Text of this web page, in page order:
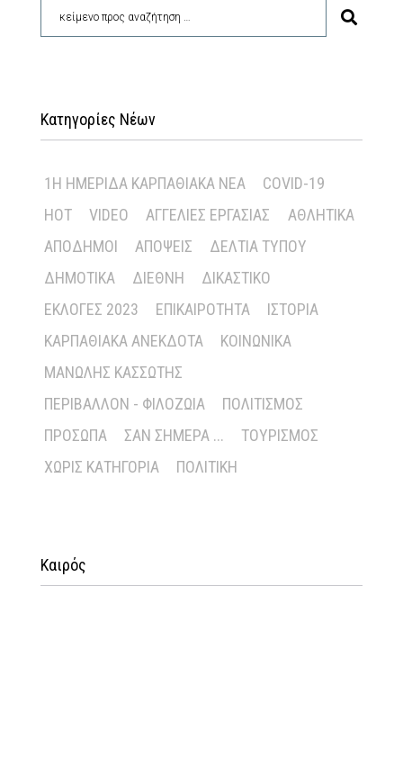
Κατηγορίες Νέων
1Η ΗΜΕΡΊΔΑ ΚΑΡΠΑΘΙΑΚΆ ΝΈΑ
COVID-19
HOT
VIDEO ΑΓΓΕΛΊΕΣ ΕΡΓΑΣΊΑΣ
ΑΘΛΗΤΙΚΆ
ΑΠΌΔΗΜΟΙ
ΑΠΌΨΕΙΣ
ΔΕΛΤΊΑ ΤΎΠΟΥ
ΔΗΜΟΤΙΚΆ
ΔΙΕΘΝΉ
ΔΙΚΑΣΤΙΚΌ
ΕΚΛΟΓΈΣ 2023
ΕΠΙΚΑΙΡΌΤΗΤΑ
ΙΣΤΟΡΊΑ
ΚΑΡΠΑΘΙΑΚΆ ΑΝΈΚΔΟΤΑ
ΚΟΙΝΩΝΙΚΆ
ΜΑΝΏΛΗΣ ΚΑΣΣΏΤΗΣ
ΠΕΡΙΒΆΛΛΟΝ - ΦΙΛΟΖΩΊΑ
ΠΟΛΙΤΙΣΜΌΣ
ΠΡΌΣΩΠΑ
ΣΑΝ ΣΉΜΕΡΑ ...
ΤΟΥΡΙΣΜΌΣ
ΧΩΡΊΣ ΚΑΤΗΓΟΡΊΑ
ΠΟΛΙΤΙΚΉ
Καιρός